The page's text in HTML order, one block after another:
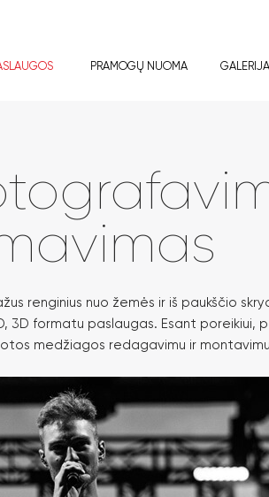
PRAMOGŲ NUOMA GALERIJA
renginius nuo žemės ir iš paukščio
3D formatu paslaugas. Esant poreikiui,
medžiagos redagavimu ir